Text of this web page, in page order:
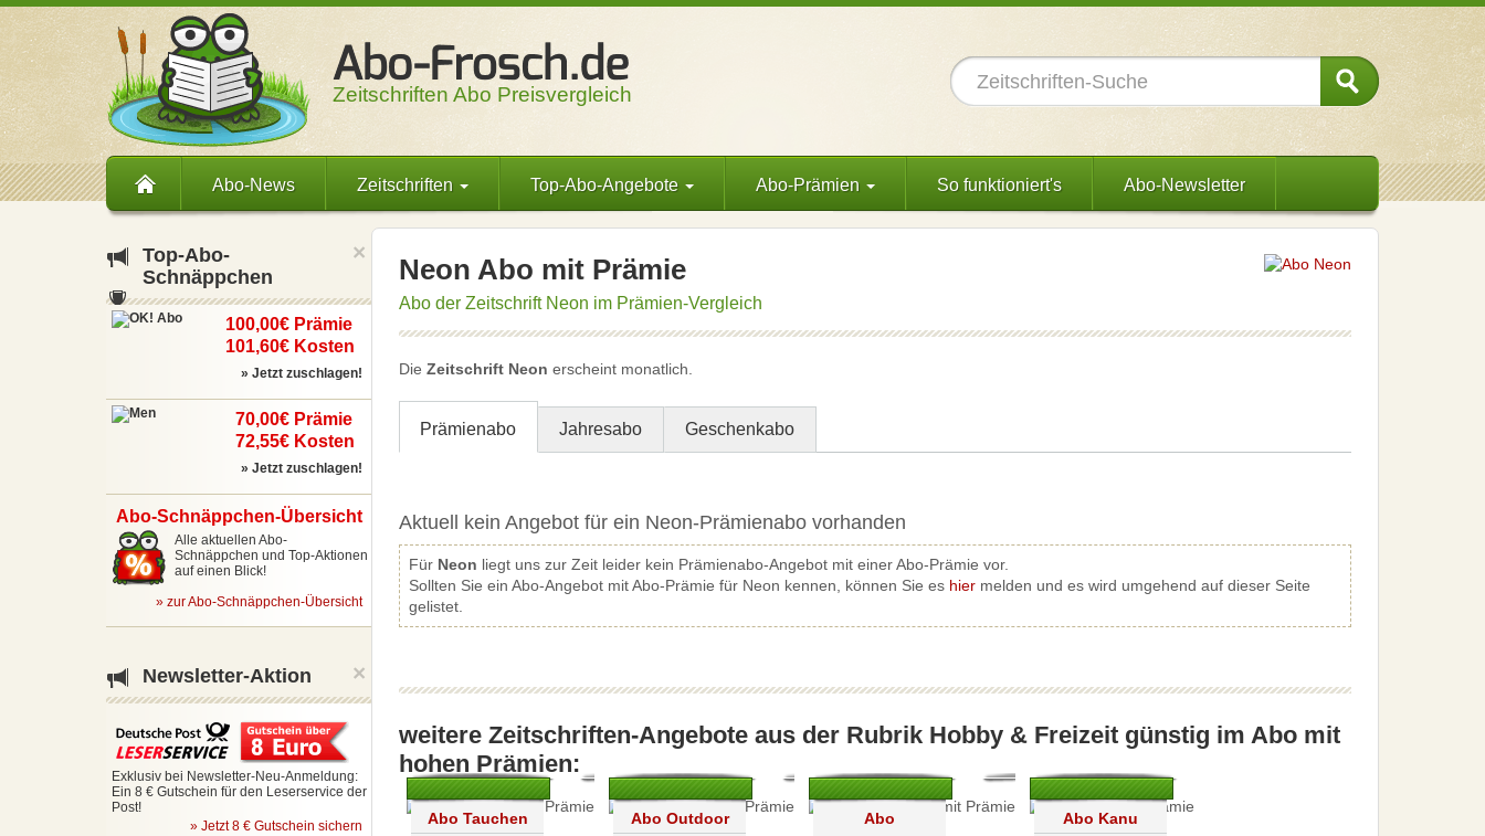
Zeitschriften Abo Preisvergleich
Abo-News Zeitschriften Top-Abo-Angebote Abo-Prämien So funktioniert's Abo-Newsletter
Neon Abo mit Prämie
Abo der Zeitschrift Neon im Prämien-Vergleich
Die Zeitschrift Neon erscheint monatlich.
Prämienabo Jahresabo Geschenkabo
Aktuell kein Angebot für ein Neon-Prämienabo vorhanden
Für Neon liegt uns zur Zeit leider kein Prämienabo-Angebot mit einer Abo-Prämie vor.
Sollten Sie ein Abo-Angebot mit Abo-Prämie für Neon kennen, können Sie es hier melden und es wird umgehend auf dieser Seite
gelistet.
weitere Zeitschriften-Angebote aus der Rubrik Hobby & Freizeit günstig im Abo mit
hohen Prämien:
Abo Tauchen
Abo Outdoor
Abo
Abo Kanu
×
Top-Abo-
Schnäppchen
100,00€ Prämie
101,60€ Kosten
» Jetzt zuschlagen!
70,00€ Prämie
72,55€ Kosten
» Jetzt zuschlagen!
Abo-Schnäppchen-Übersicht
Alle aktuellen Abo-
Schnäppchen und Top-Aktionen
auf einen Blick!
» zur Abo-Schnäppchen-Übersicht
×
Newsletter-Aktion
Exklusiv bei Newsletter-Neu-Anmeldung:
Ein 8 € Gutschein für den Leserservice der
Post!
» Jetzt 8 € Gutschein sichern